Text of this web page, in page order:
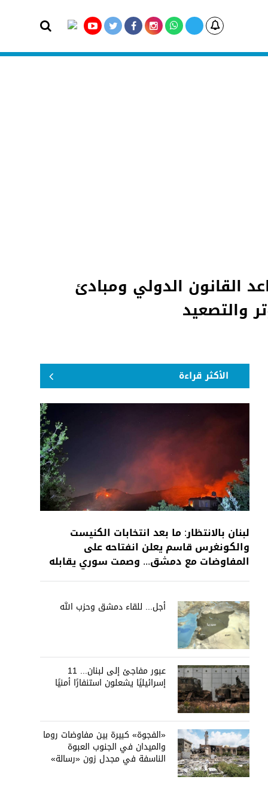
القانون الدولي ومبادئ
والتصعيد
الأكثر قراءة
لبنان بالانتظار: ما بعد انتخابات الكنيست
والكونغرس قاسم يعلن انفتاحه على
المفاوضات مع دمشق... وصمت سوري يقابله
أجل... للقاء دمشق وحزب الله
عبور مفاجئ إلى لبنان... 11
إسرائيليًا يشعلون استنفارًا أمنيًا
«الفجوة» كبيرة بين مفاوضات روما
والميدان في الجنوب العبوة
الناسفة في مجدل زون «رسالة»